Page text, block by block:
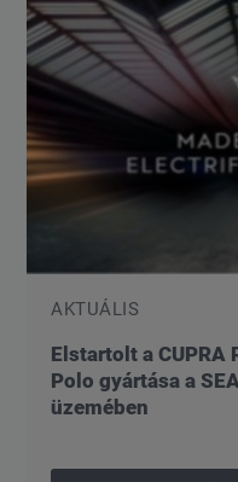
AKTUÁLIS
Elstartolt a CUPRA
Polo gyártása a
üzemében